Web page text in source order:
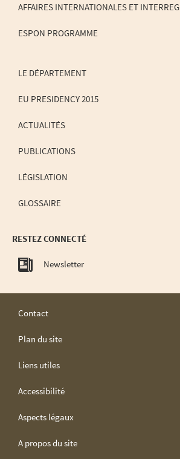
AFFAIRES INTERNATIONALES ET INTERREG
ESPON PROGRAMME
LE DÉPARTEMENT
EU PRESIDENCY 2015
ACTUALITÉS
PUBLICATIONS
LÉGISLATION
GLOSSAIRE
RESTEZ CONNECTÉ
Newsletter
Contact
Plan du site
Liens utiles
Accessibilité
Aspects légaux
A propos du site